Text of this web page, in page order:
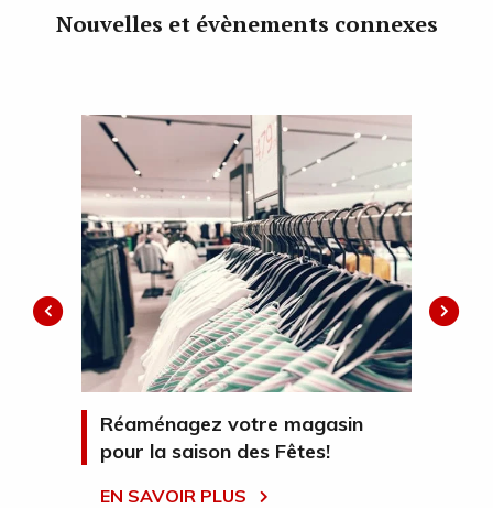
Nouvelles et évènements connexes
Réaménagez votre magasin
pour la saison des Fêtes!
EN SAVOIR PLUS